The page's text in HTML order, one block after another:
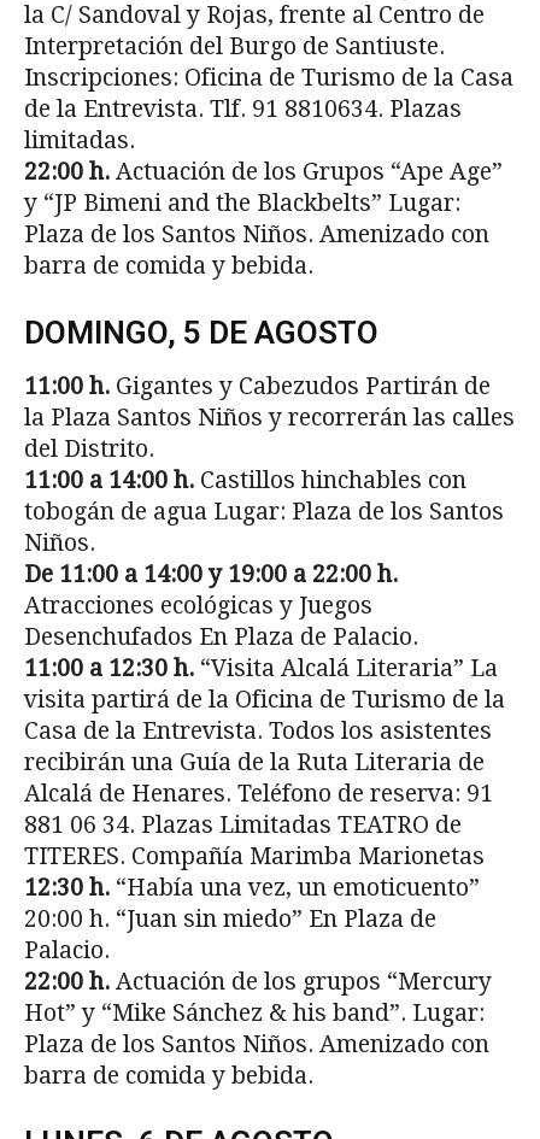
la C/ Sandoval y Rojas, frente al Centro de
Interpretación del Burgo de Santiuste.
Inscripciones: Oficina de Turismo de la Casa
de la Entrevista. Tlf. 91 8810634. Plazas
limitadas.
22:00 h. Actuación de los Grupos “Ape Age”
y “JP Bimeni and the Blackbelts” Lugar:
Plaza de los Santos Niños. Amenizado con
barra de comida y bebida.
DOMINGO, 5 DE AGOSTO
11:00 h. Gigantes y Cabezudos Partirán de
la Plaza Santos Niños y recorrerán las calles
del Distrito.
11:00 a 14:00 h. Castillos hinchables con
tobogán de agua Lugar: Plaza de los Santos
Niños.
De 11:00 a 14:00 y 19:00 a 22:00 h.
Atracciones ecológicas y Juegos
Desenchufados En Plaza de Palacio.
11:00 a 12:30 h. “Visita Alcalá Literaria” La
visita partirá de la Oficina de Turismo de la
Casa de la Entrevista. Todos los asistentes
recibirán una Guía de la Ruta Literaria de
Alcalá de Henares. Teléfono de reserva: 91
881 06 34. Plazas Limitadas TEATRO de
TITERES. Compañía Marimba Marionetas
12:30 h. “Había una vez, un emoticuento”
20:00 h. “Juan sin miedo” En Plaza de
Palacio.
22:00 h. Actuación de los grupos “Mercury
Hot” y “Mike Sánchez & his band”. Lugar:
Plaza de los Santos Niños. Amenizado con
barra de comida y bebida.